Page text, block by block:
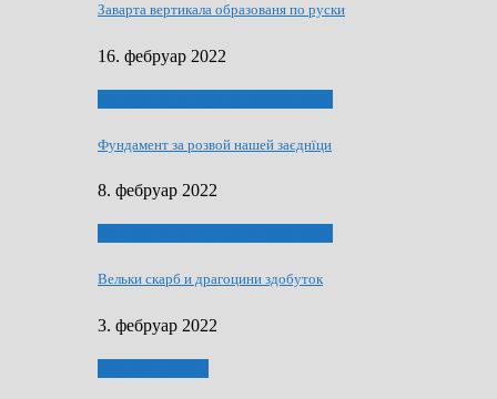
Заварта вертикала образованя по руски
16. фебруар 2022
Фундамент за розвой нашей заєднїци
8. фебруар 2022
Вельки скарб и драгоцини здобуток
3. фебруар 2022